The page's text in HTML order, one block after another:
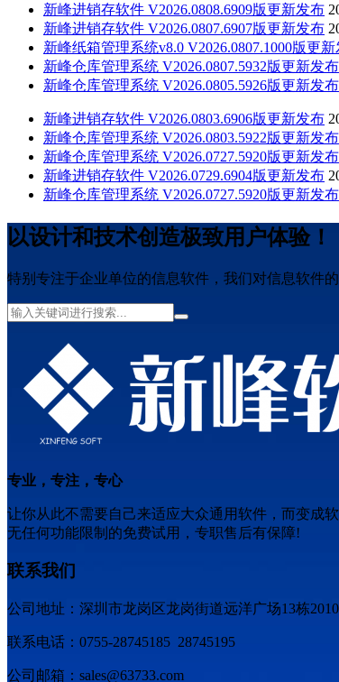
新峰进销存软件 V2026.0808.6909版更新发布
新峰进销存软件 V2026.0807.6907版更新发布
新峰纸箱管理系统v8.0 V2026.0807.1000版更
新峰仓库管理系统 V2026.0807.5932版更新发布
新峰仓库管理系统 V2026.0805.5926版更新发布
新峰进销存软件 V2026.0803.6906版更新发布
新峰仓库管理系统 V2026.0803.5922版更新发布
新峰仓库管理系统 V2026.0727.5920版更新发布
新峰进销存软件 V2026.0729.6904版更新发布
新峰仓库管理系统 V2026.0727.5920版更新发布
以设计和技术创造极致用户体验！
特别专注于企业单位的信息软件，我们对信息软件
专业，专注，专心
让你从此不需要自己来适应大众通用软件，而变成
无任何功能限制的免费试用，专职售后有保障!
联系我们
公司地址：深圳市龙岗区龙岗街道远洋广场13栋2010
联系电话：0755-28745185 28745195
公司邮箱：sales@63733.com